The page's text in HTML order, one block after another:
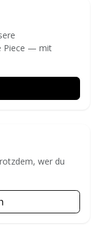
Piece — mit
wer du